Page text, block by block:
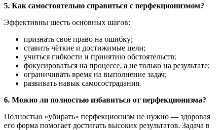
5. Как самостоятельно справиться с перфекционизмом?
Эффективны шесть основных шагов:
признать своё право на ошибку;
ставить чёткие и достижимые цели;
учиться гибкости и принятию обстоятельств;
фокусироваться на процессе, а не только на результате;
ограничивать время на выполнение задач;
развивать навык самосострадания.
6. Можно ли полностью избавиться от перфекционизма?
Полностью «убирать» перфекционизм не нужно — здоровая
его форма помогает достигать высоких результатов. Задача в